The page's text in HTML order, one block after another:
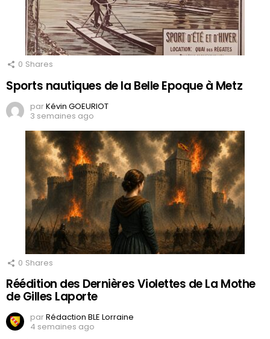
0 Shares
Sports nautiques de la Belle Epoque à Metz
parKévin GOEURIOT
3 semaines ago
0 Shares
Réédition des Dernières Violettes de La Mothe
de Gilles Laporte
parRédaction BLE Lorraine
4 semaines ago